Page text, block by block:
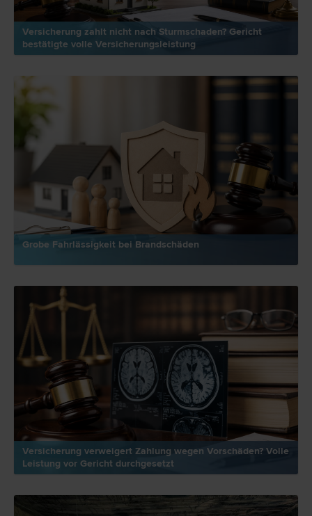
Versicherung zahlt nicht nach Sturmschaden? Gericht
bestätigte volle Versicherungsleistung
Grobe Fahrlässigkeit bei Brandschäden
Versicherung verweigert Zahlung wegen Vorschäden? Volle
Leistung vor Gericht durchgesetzt